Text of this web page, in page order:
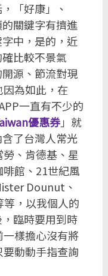
「好康」、
關鍵字有擠進
中，是的，近
比較不景氣
源、節流對現
為如此，在
一直有不少的
優惠券」就
了台灣人常光
、肯德基、星
館、21世紀風
Dounut、
，以我個人的
臨時要用到時
樣擔心沒有將
動動手指查詢